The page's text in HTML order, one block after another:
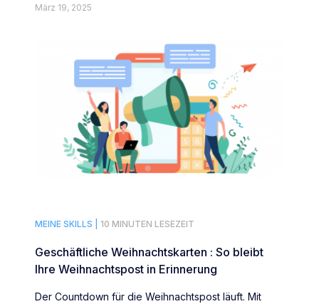
März 19, 2025
MEINE SKILLS | 10 MINUTEN LESEZEIT
Geschäftliche Weihnachtskarten : So bleibt
Ihre Weihnachtspost in Erinnerung
Der Countdown für die Weihnachtspost läuft. Mit